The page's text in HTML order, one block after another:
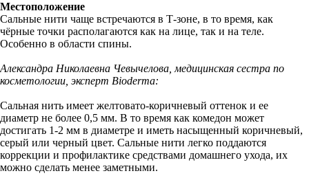
Местоположение
Сальные нити чаще встречаются в Т-зоне, в то время, как
чёрные точки располагаются как на лице, так и на теле.
Особенно в области спины.
Александра Николаевна Чевычелова, медицинская сестра по
косметологии, эксперт Bioderma:
Сальная нить имеет желтовато-коричневый оттенок и ее
диаметр не более 0,5 мм. В то время как комедон может
достигать 1-2 мм в диаметре и иметь насыщенный коричневый,
серый или черный цвет. Сальные нити легко поддаются
коррекции и профилактике средствами домашнего ухода, их
можно сделать менее заметными.